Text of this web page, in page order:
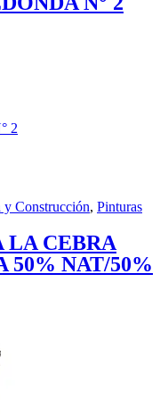
2
y Construcción, Pinturas
LA CEBRA
50% NAT/50%